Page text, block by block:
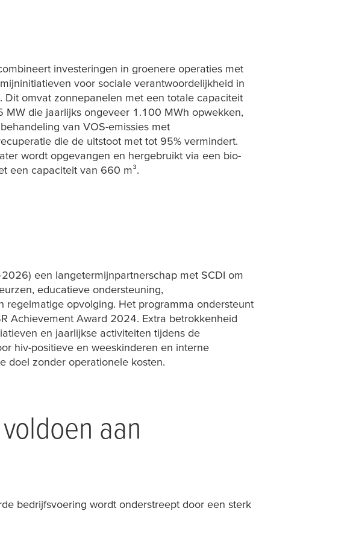
investeringen in groenere operaties met
voor sociale verantwoordelijkheid in
Dit omvat zonnepanelen met een totale capaciteit
MW die jaarlijks ongeveer 1.100 MWh opwekken,
van VOS-emissies met
die de uitstoot met tot 95% vermindert.
wordt opgevangen en hergebruikt via een bio-
een capaciteit van 660 m³.
een langetermijnpartnerschap met SCDI om
educatieve ondersteuning,
regelmatige opvolging. Het programma ondersteunt
Achievement Award 2024. Extra betrokkenheid
en jaarlijkse activiteiten tijdens de
hiv-positieve en wees­kinderen en interne
doel zonder operationele kosten.
aan
bedrijfsvoering wordt onderstreept door een sterk